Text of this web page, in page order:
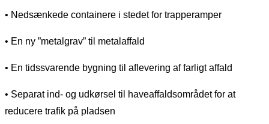
• Nedsænkede containere i stedet for trapperamper
• En ny ”metalgrav” til metalaffald
• En tidssvarende bygning til aflevering af farligt affald
• Separat ind- og udkørsel til haveaffaldsområdet for at
reducere trafik på pladsen